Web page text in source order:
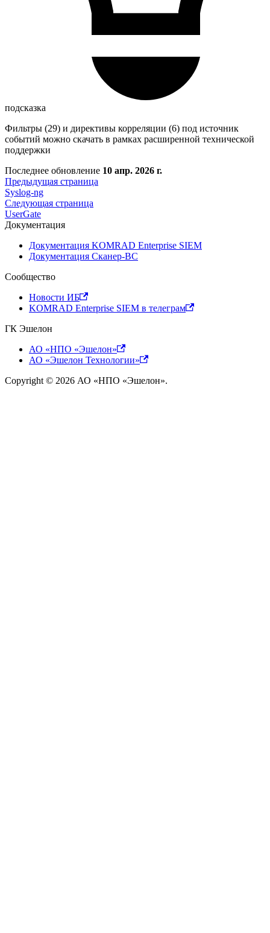
подсказка
Фильтры (29) и директивы корреляции (6) под источник
событий можно скачать в рамках расширенной технической
поддержки
Последнее обновление 10 апр. 2026 г.
Предыдущая страница
Syslog-ng
Следующая страница
UserGate
Документация
Документация KOMRAD Enterprise SIEM
Документация Сканер-ВС
Сообщество
Новости ИБ
KOMRAD Enterprise SIEM в телеграм
ГК Эшелон
АО «НПО «Эшелон»
АО «Эшелон Технологии»
Copyright © 2026 АО «НПО «Эшелон».